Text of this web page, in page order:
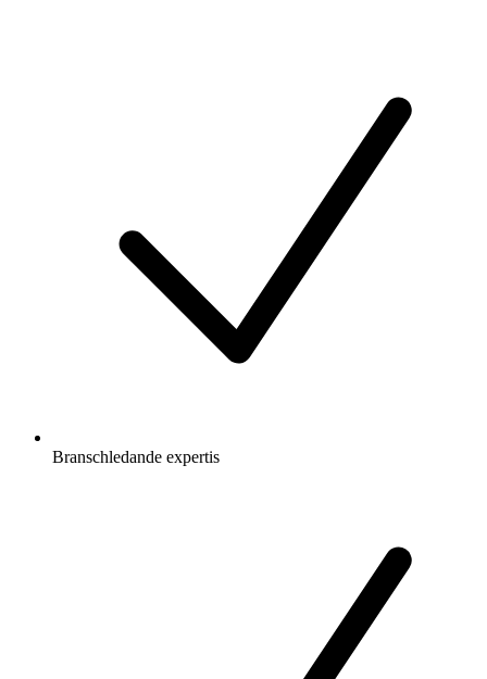
Branschledande expertis